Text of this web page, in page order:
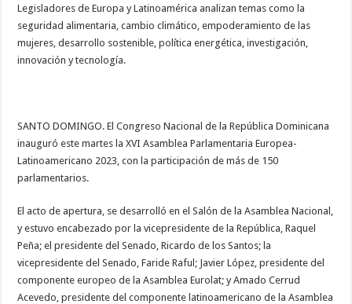
Legisladores de Europa y Latinoamérica analizan temas como la
seguridad alimentaria, cambio climático, empoderamiento de las
mujeres, desarrollo sostenible, política energética, investigación,
innovación y tecnología.
SANTO DOMINGO. El Congreso Nacional de la República Dominicana
inauguró este martes la XVI Asamblea Parlamentaria Europea-
Latinoamericano 2023, con la participación de más de 150
parlamentarios.
El acto de apertura, se desarrolló en el Salón de la Asamblea Nacional,
y estuvo encabezado por la vicepresidente de la República, Raquel
Peña; el presidente del Senado, Ricardo de los Santos; la
vicepresidente del Senado, Faride Raful; Javier López, presidente del
componente europeo de la Asamblea Eurolat; y Amado Cerrud
Acevedo, presidente del componente latinoamericano de la Asamblea